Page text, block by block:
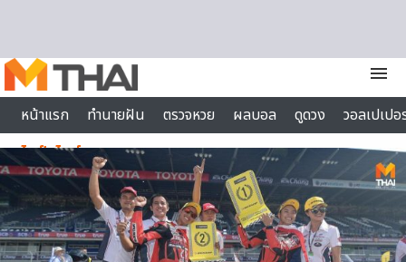
menu
หน้าแรก
ทำนายฝัน ตรวจหวย ผลบอล ดูดวง
วอลเปเป
ไลฟ์สไตล์